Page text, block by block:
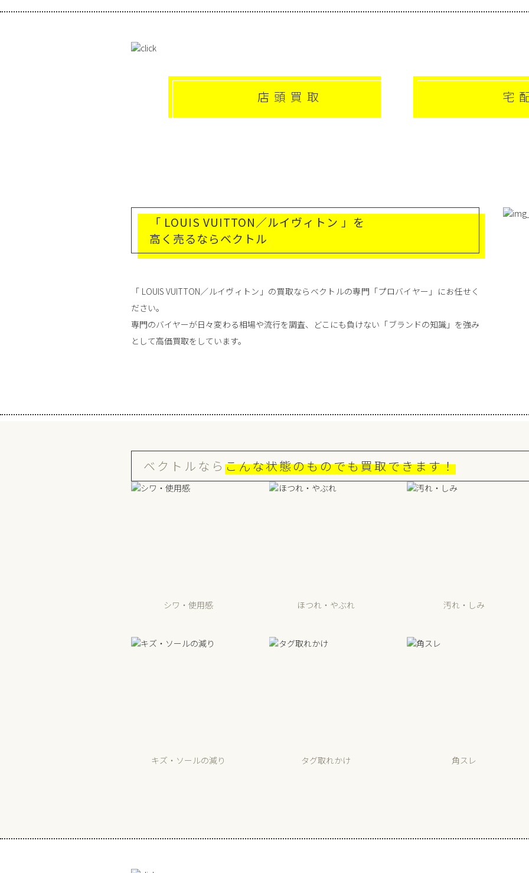
店頭買取 宅
「 LOUIS VUITTON／ルイヴィトン 」を
高く売るならベクトル
「 LOUIS VUITTON／ルイヴィトン」の買取ならベクトルの専門「プロバイヤー」にお任せく
ださい。
専門のバイヤーが日々変わる相場や流行を調査、どこにも負けない「ブランドの知識」を強み
として高価買取をしています。
ベクトルなら こんな状態のものでも買取できます！
シワ・使用感 ほつれ・やぶれ 汚れ・しみ
キズ・ソールの減り タグ取れかけ 角スレ